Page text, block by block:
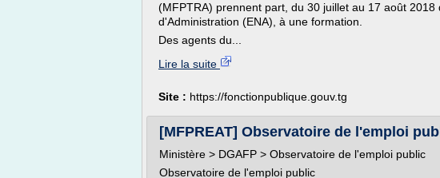
(MFPTRA) prennent part, du 30 juillet au 17 août
d'Administration (ENA), à une formation.
Des agents du...
Lire la suite
Site : https://fonctionpublique.gouv.tg
[MFPREAT] Observatoire de l'emploi
Ministère > DGAFP > Observatoire de l'emploi public
Observatoire de l'emploi public